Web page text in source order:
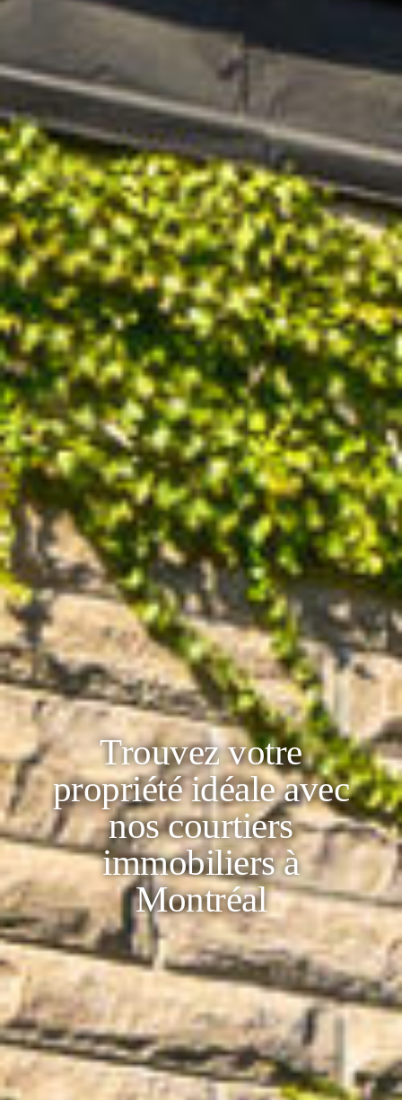
Trouvez votre
propriété idéale avec
nos courtiers
immobiliers à
Montréal